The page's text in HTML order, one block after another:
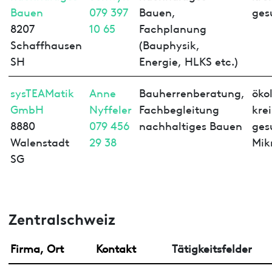
Bauen
8207
Schaffhausen
SH
079 397
10 65
Bauen,
Fachplanung
(Bauphysik,
Energie, HLKS etc.)
sysTEAMatik
GmbH
8880
Walenstadt
SG
Anne
Nyffeler
079 456
29 38
Bauherrenberatung,
Fachbegleitung
nachhaltiges Bauen
Zentralschweiz
Firma, Ort Kontakt Tätigkeitsfelder